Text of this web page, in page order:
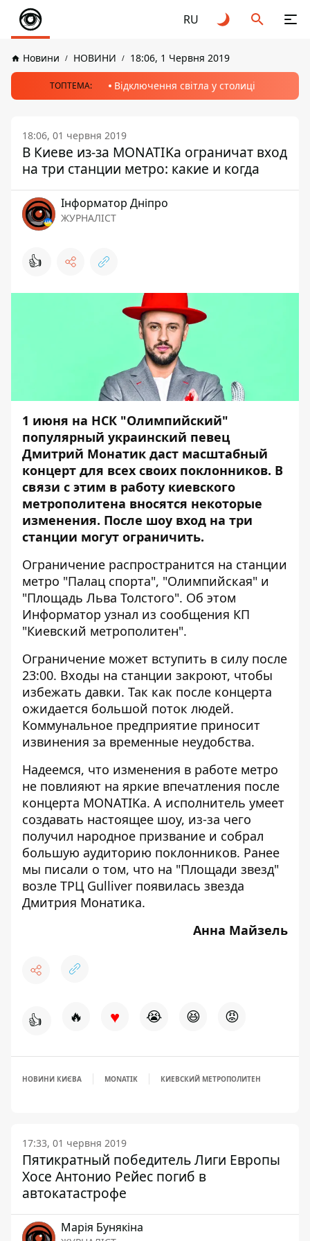
RU
Новини НОВИНИ 18:06, 1 Червня 2019
ТОПТЕМА: Відключення світла у столиці
18:06, 01 червня 2019
В Киеве из-за MONATIKа ограничат вход
на три станции метро: какие и когда
Інформатор Дніпро
ЖУРНАЛІСТ
👍
1 июня на НСК "Олимпийский"
популярный украинский певец
Дмитрий Монатик даст масштабный
концерт для всех своих поклонников. В
связи с этим в работу киевского
метрополитена вносятся некоторые
изменения. После шоу вход на три
станции могут ограничить.
Ограничение распространится на станции
метро "Палац спорта", "Олимпийская" и
"Площадь Льва Толстого". Об этом
Информатор узнал из сообщения КП
"Киевский метрополитен".
Ограничение может вступить в силу после
23:00. Входы на станции закроют, чтобы
избежать давки. Так как после концерта
ожидается большой поток людей.
Коммунальное предприятие приносит
извинения за временные неудобства.
Надеемся, что изменения в работе метро
не повлияют на яркие впечатления после
концерта MONATIKа. А исполнитель умеет
создавать настоящее шоу, из-за чего
получил народное призвание и собрал
большую аудиторию поклонников. Ранее
мы писали о том, что на "Площади звезд"
возле ТРЦ Gulliver появилась звезда
Дмитрия Монатика.
Анна Майзель
👍 🔥 ♥ 😭 😆 😡
НОВИНИ КИЄВА MONATIK КИЕВСКИЙ МЕТРОПОЛИТЕН
17:33, 01 червня 2019
Пятикратный победитель Лиги Европы
Хосе Антонио Рейес погиб в
автокатастрофе
Марія Бунякіна